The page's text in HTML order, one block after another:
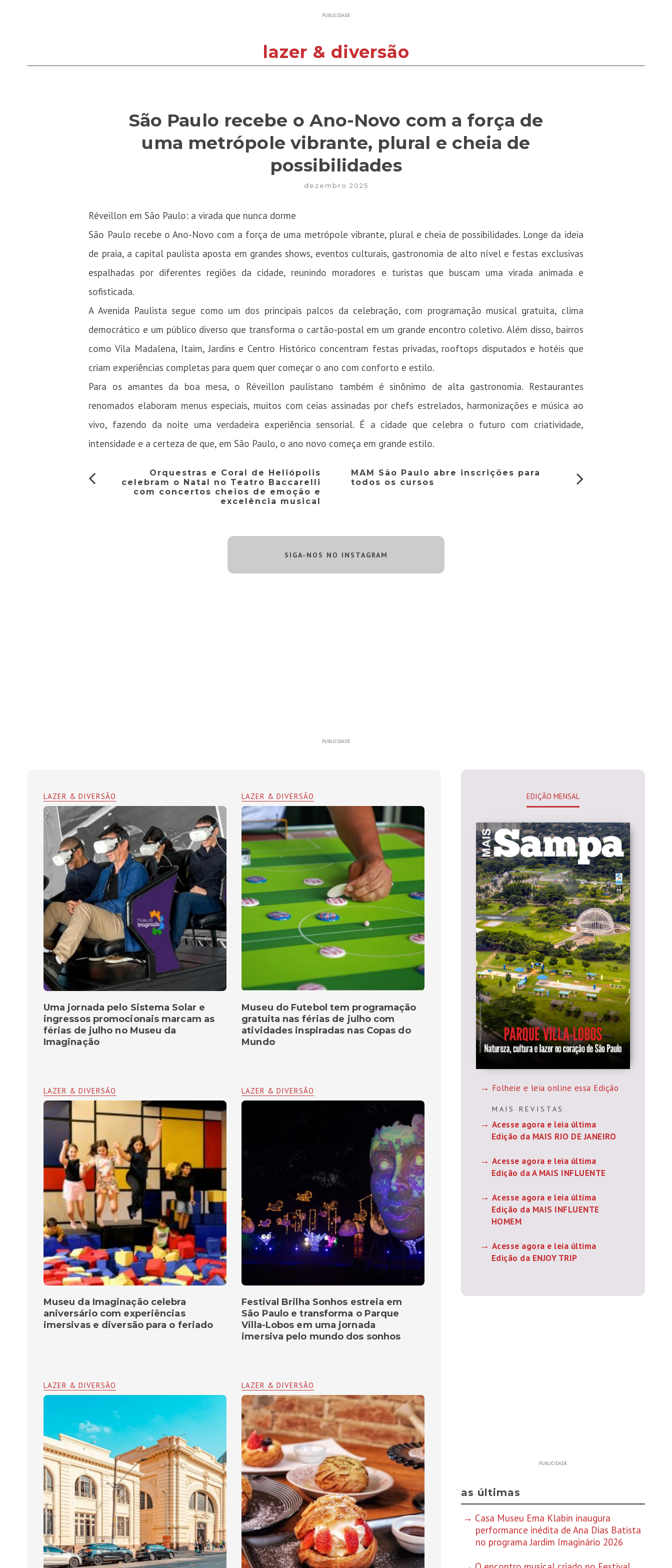
PUBLICIDADE
lazer & diversão
São Paulo recebe o Ano-Novo com a força de
uma metrópole vibrante, plural e cheia de
possibilidades
dezembro 2025
Réveillon em São Paulo: a virada que nunca dorme
São Paulo recebe o Ano-Novo com a força de uma metrópole vibrante, plural e cheia de possibilidades. Longe da ideia
de praia, a capital paulista aposta em grandes shows, eventos culturais, gastronomia de alto nível e festas exclusivas
espalhadas por diferentes regiões da cidade, reunindo moradores e turistas que buscam uma virada animada e
sofisticada.
A Avenida Paulista segue como um dos principais palcos da celebração, com programação musical gratuita, clima
democrático e um público diverso que transforma o cartão-postal em um grande encontro coletivo. Além disso, bairros
como Vila Madalena, Itaim, Jardins e Centro Histórico concentram festas privadas, rooftops disputados e hotéis que
criam experiências completas para quem quer começar o ano com conforto e estilo.
Para os amantes da boa mesa, o Réveillon paulistano também é sinônimo de alta gastronomia. Restaurantes
renomados elaboram menus especiais, muitos com ceias assinadas por chefs estrelados, harmonizações e música ao
vivo, fazendo da noite uma verdadeira experiência sensorial. É a cidade que celebra o futuro com criatividade,
intensidade e a certeza de que, em São Paulo, o ano novo começa em grande estilo.
Orquestras e Coral de Heliópolis
celebram o Natal no Teatro Baccarelli
com concertos cheios de emoção e
excelência musical
MAM São Paulo abre inscrições para
todos os cursos
SIGA-NOS NO INSTAGRAM
PUBLICIDADE
LAZER & DIVERSÃO
Museu do Futebol tem programação
gratuita nas férias de julho com
atividades inspiradas nas Copas do
Mundo
LAZER & DIVERSÃO
Uma jornada pelo Sistema Solar e
ingressos promocionais marcam as
férias de julho no Museu da
Imaginação
LAZER & DIVERSÃO
Festival Brilha Sonhos estreia em
São Paulo e transforma o Parque
Villa-Lobos em uma jornada
imersiva pelo mundo dos sonhos
LAZER & DIVERSÃO
Museu da Imaginação celebra
aniversário com experiências
imersivas e diversão para o feriado
LAZER & DIVERSÃO
LAZER & DIVERSÃO
EDIÇÃO MENSAL
Folheie e leia online essa Edição
M A I S R E V I S T A S
Acesse agora e leia última
Edição da MAIS RIO DE JANEIRO
Acesse agora e leia última
Edição da A MAIS INFLUENTE
Acesse agora e leia última
Edição da MAIS INFLUENTE
HOMEM
Acesse agora e leia última
Edição da ENJOY TRIP
PUBLICIDADE
as últimas
Casa Museu Ema Klabin inaugura
performance inédita de Ana Dias Batista
no programa Jardim Imaginário 2026